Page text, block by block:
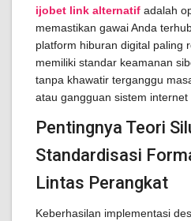
ijobet link alternatif adalah
memastikan gawai Anda
platform hiburan digital paling
memiliki standar keamanan
tanpa khawatir terganggu
atau gangguan sistem internet
Pentingnya Teori
Standardisasi
Lintas Perangkat
Keberhasilan implementasi